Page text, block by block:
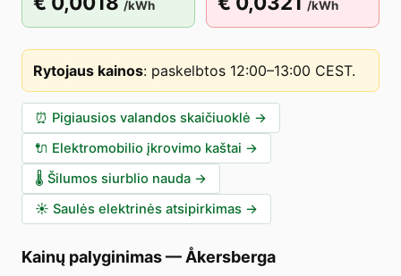
/kWh /kWh
Rytojaus kainos: paskelbtos 12:00–13:00 CEST.
⏰ Pigiausios valandos skaičiuoklė →
🔌 Elektromobilio įkrovimo kaštai →
🌡️ Šilumos siurblio nauda →
☀️ Saulės elektrinės atsipirkimas →
Kainų palyginimas— Åkersberga